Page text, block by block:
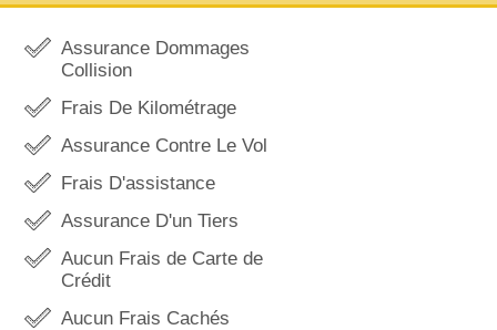
Assurance Dommages
Collision
Frais De Kilométrage
Assurance Contre Le Vol
Frais D'assistance
Assurance D'un Tiers
Aucun Frais de Carte de
Crédit
Aucun Frais Cachés